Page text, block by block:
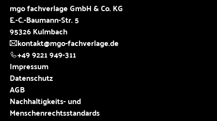
mgo fachverlage GmbH & Co. KG
E.-C.-Baumann-Str. 5
95326 Kulmbach
kontakt@mgo-fachverlage.de
+49 9221 949-311
Impressum
Datenschutz
AGB
Nachhaltigkeits- und
Menschenrechtsstandards